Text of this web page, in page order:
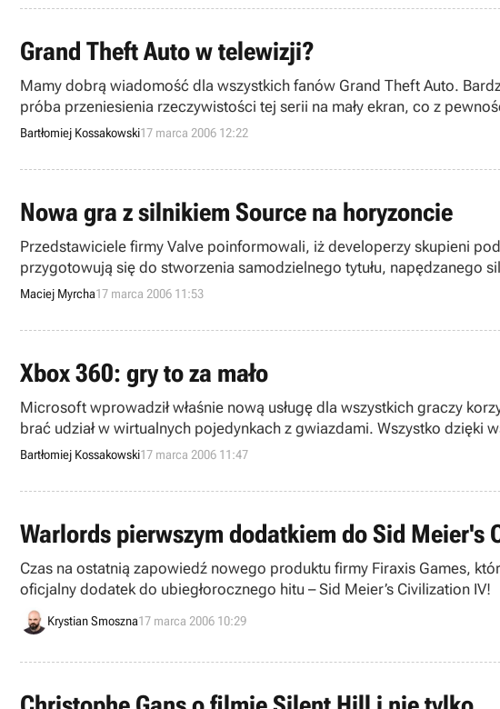
Grand Theft Auto w telewizji?
Mamy dobrą wiadomość dla wszystkich fanów Grand Theft Auto.
próba przeniesienia rzeczywistości tej serii na mały ekran, co z
Bartłomiej Kossakowski17 marca 2006 12:22
Nowa gra z silnikiem Source na horyzoncie
Przedstawiciele firmy Valve poinformowali, iż developerzy skupieni
przygotowują się do stworzenia samodzielnego tytułu, napędzanego
Maciej Myrcha17 marca 2006 11:53
Xbox 360: gry to za mało
Microsoft wprowadził właśnie nową usługę dla wszystkich graczy
brać udział w wirtualnych pojedynkach z gwiazdami. Wszystko dzięki
Bartłomiej Kossakowski17 marca 2006 11:47
Warlords pierwszym dodatkiem do Sid Meier's
Czas na ostatnią zapowiedź nowego produktu firmy Firaxis Games,
oficjalny dodatek do ubiegłorocznego hitu – Sid Meier’s Civilization IV!
Krystian Smoszna17 marca 2006 10:29